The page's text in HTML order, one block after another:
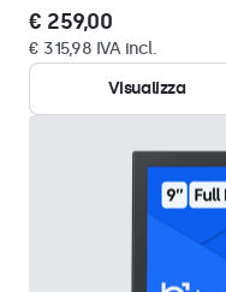
€ 259,00
€ 315,98 IVA incl.
Visualizza